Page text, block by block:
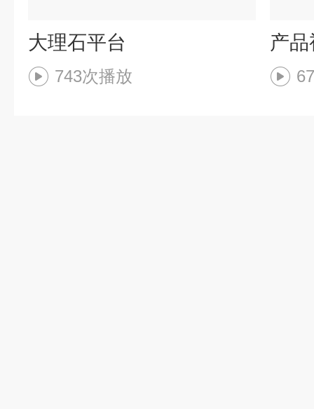
大理石平台
743次播放
产